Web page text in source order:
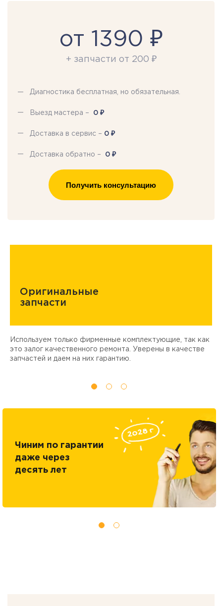
от 1390 ₽
+ запчасти от 200 ₽
Диагностика бесплатная, но обязательная.
Выезд мастера – 0 ₽
Доставка в сервис – 0 ₽
Доставка обратно – 0 ₽
Получить консультацию
Оригинальные
запчасти
Используем только фирменные комплектующие, так как
это залог качественного ремонта. Уверены в качестве
запчастей и даем на них гарантию.
Чиним по гарантии
даже через
десять лет